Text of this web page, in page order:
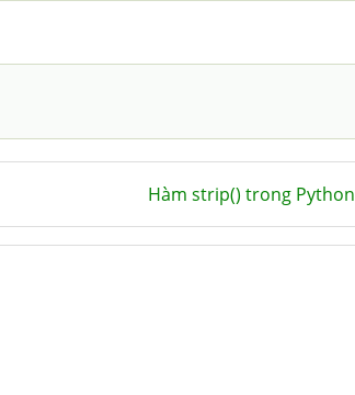
Hàm strip() trong Python